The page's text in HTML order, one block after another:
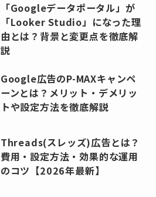
「Googleデータポータル」が
「Looker Studio」になった理
由とは？背景と変更点を徹底解
説
Google広告のP-MAXキャンペ
ーンとは？メリット・デメリッ
トや設定方法を徹底解説
Threads(スレッズ)広告とは？
費用・設定方法・効果的な運用
のコツ【2026年最新】